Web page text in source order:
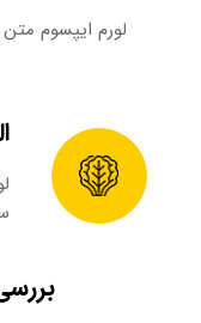
لورم ایپسوم